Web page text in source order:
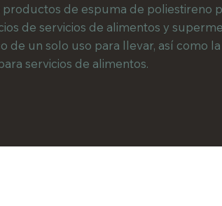
de espuma de poliestireno
de servicios de alimentos y
de un solo uso para llevar, así como
servicios de alimentos.